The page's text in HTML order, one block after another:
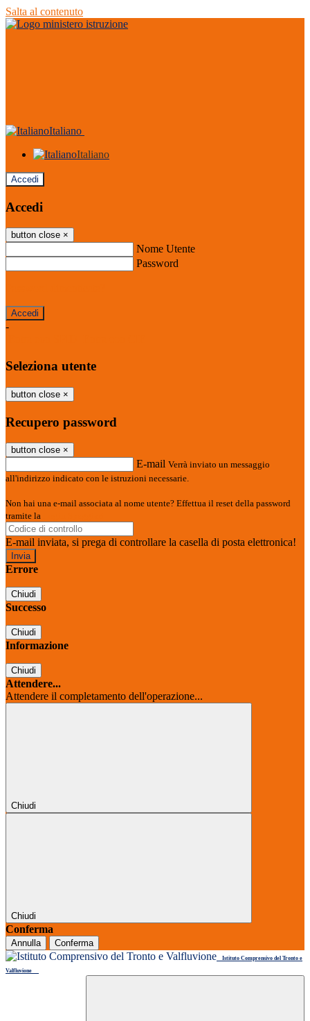
Salta al contenuto
Italiano
Italiano
Accedi
Accedi
button close ×
Nome Utente
Password
-
Seleziona utente
button close ×
Recupero password
button close ×
E-mail Verrà inviato un messaggio
all'indirizzo indicato con le istruzioni necessarie.
Non hai una e-mail associata al nome utente? Effettua il reset della password
tramite la
E-mail inviata, si prega di controllare la casella di posta elettronica!
Errore
Chiudi
Successo
Chiudi
Informazione
Chiudi
Attendere...
Attendere il completamento dell'operazione...
Chiudi
Chiudi
Conferma
Annulla Conferma
Istituto Comprensivo del Tronto e
Valfluvione